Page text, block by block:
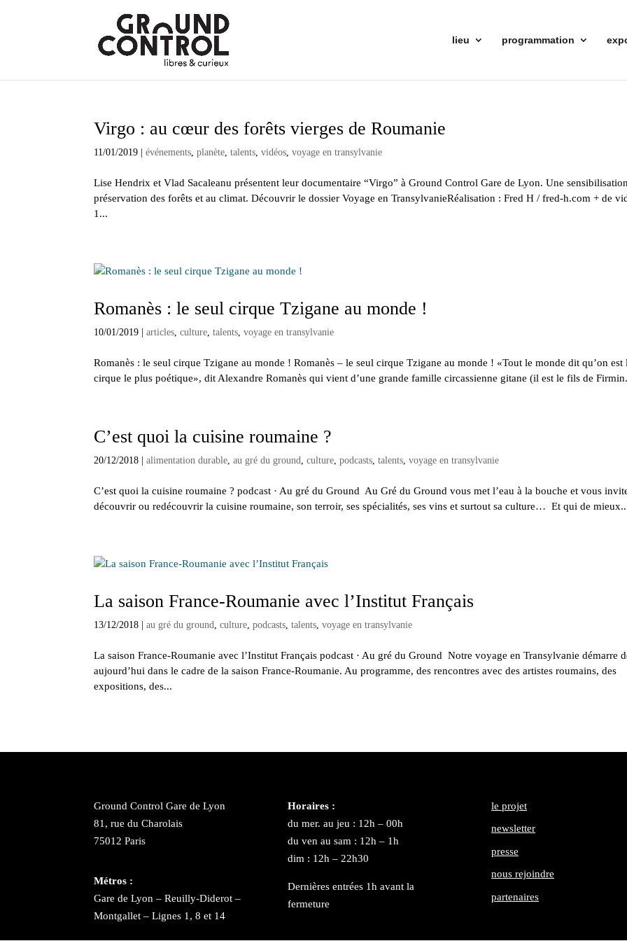
lieu programmation
Virgo : au cœur des forêts vierges de Roumanie
11/01/2019 |événements,planète,talents,vidéos,voyage en transylvanie
Lise Hendrix et Vlad Sacaleanu présentent leur documentaire “Virgo” à Ground Control Gare de Lyon. Une
préservation des forêts et au climat. Découvrir le dossier Voyage en TransylvanieRéalisation : Fred H / fred-h.com + de
1...
Romanès : le seul cirque Tzigane au monde !
10/01/2019 |articles,culture,talents,voyage en transylvanie
Romanès : le seul cirque Tzigane au monde ! Romanès – le seul cirque Tzigane au monde ! «Tout le monde dit qu’on est
cirque le plus poétique», dit Alexandre Romanès qui vient d’une grande famille circassienne gitane (il est le fils de
C’est quoi la cuisine roumaine ?
20/12/2018 |alimentation durable,au gré du ground,culture,podcasts,talents,voyage en transylvanie
C’est quoi la cuisine roumaine ? podcast · Au gré du Ground Au Gré du Ground vous met l’eau à la bouche et vous
découvrir ou redécouvrir la cuisine roumaine, son terroir, ses spécialités, ses vins et surtout sa culture… Et qui de
La saison France-Roumanie avec l’Institut Français
13/12/2018 |au gré du ground,culture,podcasts,talents,voyage en transylvanie
La saison France-Roumanie avec l’Institut Français podcast · Au gré du Ground Notre voyage en Transylvanie démarre
aujourd’hui dans le cadre de la saison France-Roumanie. Au programme, des rencontres avec des artistes roumains, des
expositions, des...
Ground Control Gare de Lyon
81, rue du Charolais
75012 Paris
Métros :
Gare de Lyon – Reuilly-Diderot –
Montgallet – Lignes 1, 8 et 14
Horaires :
du mer. au jeu : 12h – 00h
du ven au sam : 12h – 1h
dim : 12h – 22h30
Dernières entrées 1h avant la
fermeture
le projet
newsletter
presse
nous rejoindre
partenaires